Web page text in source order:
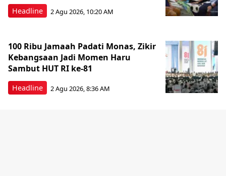
Headline 2 Agu 2026, 10:20 AM
Headline
100 Ribu Jamaah Padati Monas, Zikir
Kebangsaan Jadi Momen Haru
Sambut HUT RI ke-81
2 Agu 2026, 8:36 AM